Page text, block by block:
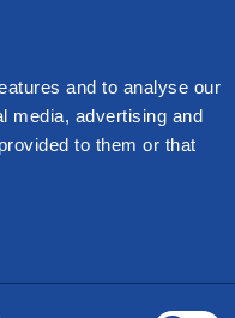
and to analyse our
media, advertising and
to them or that